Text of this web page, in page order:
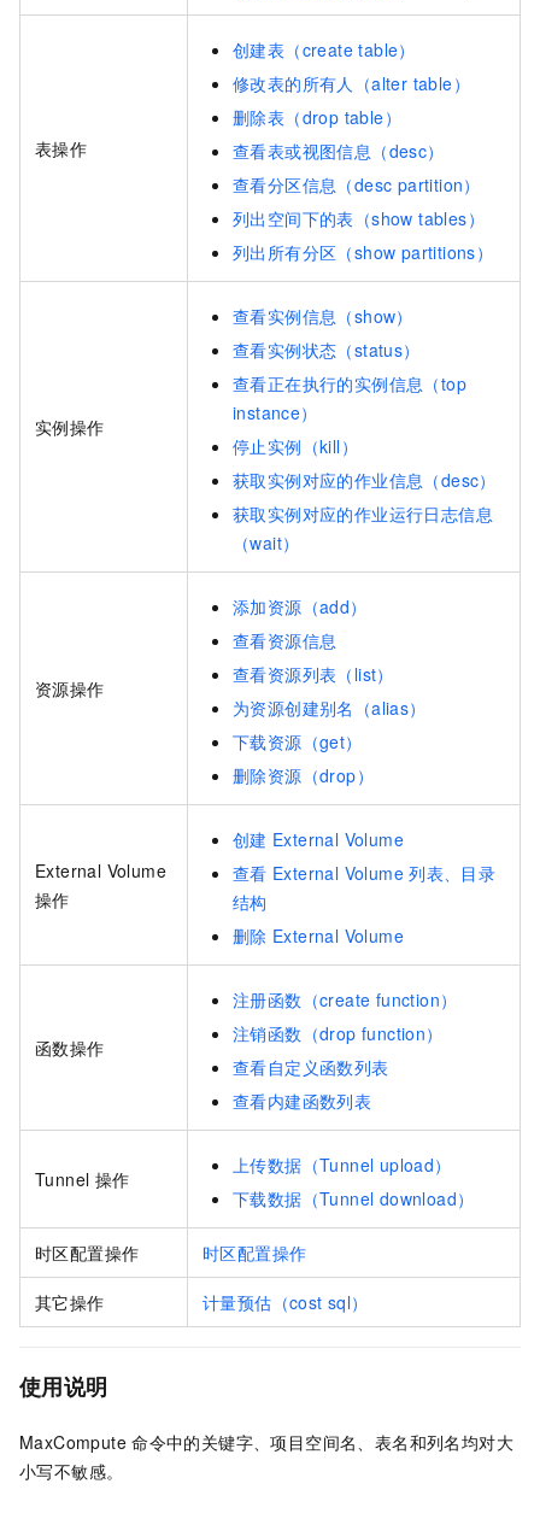
表操作
创建表（create table）
修改表的所有人（alter table）
删除表（drop table）
查看表或视图信息（desc）
查看分区信息（desc partition）
列出空间下的表（show tables）
列出所有分区（show partitions）
实例操作
查看实例信息（show）
查看实例状态（status）
查看正在执行的实例信息（top
instance）
停止实例（kill）
获取实例对应的作业信息（desc）
获取实例对应的作业运行日志信息
（wait）
资源操作
添加资源（add）
查看资源信息
查看资源列表（list）
为资源创建别名（alias）
下载资源（get）
删除资源（drop）
External Volume
操作
创建 External Volume
查看 External Volume 列表、目录
结构
删除 External Volume
函数操作
注册函数（create function）
注销函数（drop function）
查看自定义函数列表
查看内建函数列表
Tunnel 操作
上传数据（Tunnel upload）
下载数据（Tunnel download）
时区配置操作 时区配置操作
其它操作 计量预估（cost sql）
使用说明
MaxCompute 命令中的关键字、项目空间名、表名和列名均对大
小写不敏感。